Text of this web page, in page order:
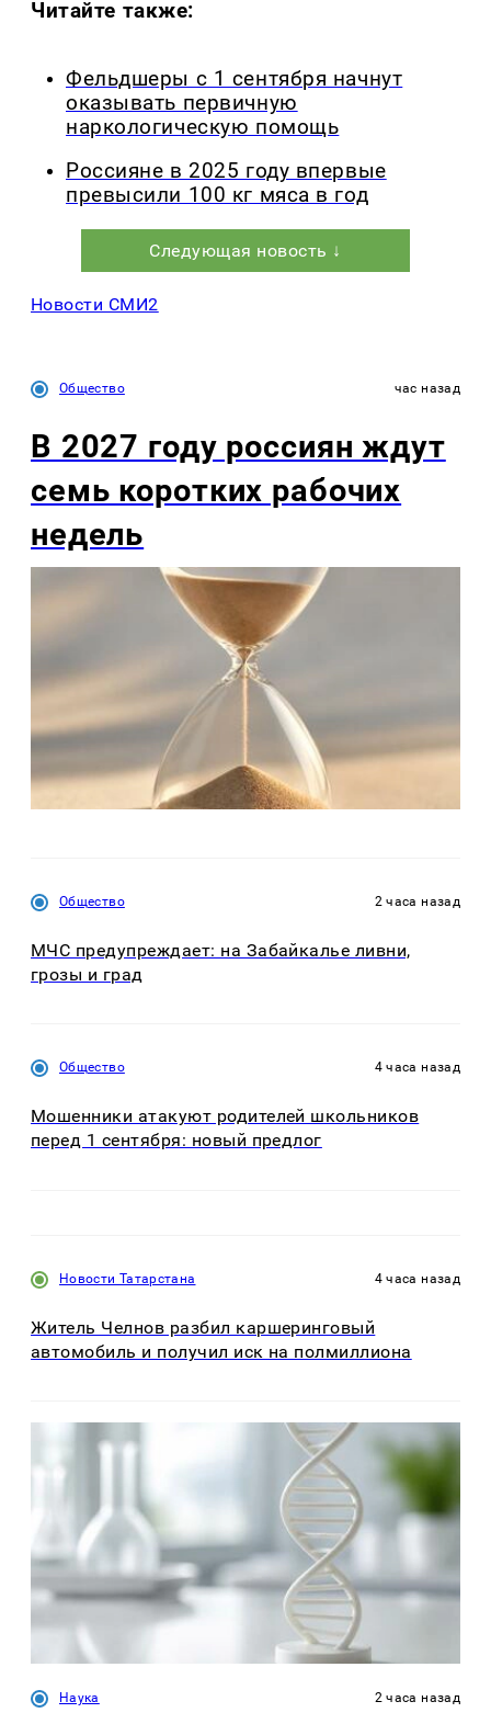
Читайте также:
Фельдшеры с 1 сентября начнут
оказывать первичную
наркологическую помощь
Россияне в 2025 году впервые
превысили 100 кг мяса в год
Следующая новость ↓
Новости СМИ2
Общество час назад
В 2027 году россиян ждут
семь коротких рабочих
недель
Общество 2 часа назад
МЧС предупреждает: на Забайкалье ливни,
грозы и град
Общество 4 часа назад
Мошенники атакуют родителей школьников
перед 1 сентября: новый предлог
Новости Татарстана 4 часа назад
Житель Челнов разбил каршеринговый
автомобиль и получил иск на полмиллиона
Наука 2 часа назад